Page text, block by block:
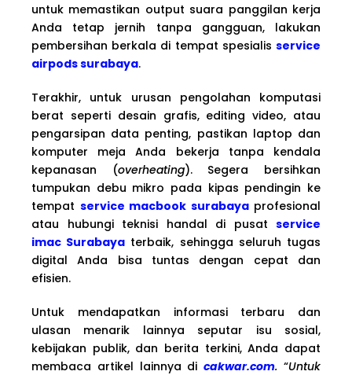
untuk memastikan output suara panggilan kerja
Anda tetap jernih tanpa gangguan, lakukan
pembersihan berkala di tempat spesialis service
airpods surabaya.
Terakhir, untuk urusan pengolahan komputasi
berat seperti desain grafis, editing video, atau
pengarsipan data penting, pastikan laptop dan
komputer meja Anda bekerja tanpa kendala
kepanasan (overheating). Segera bersihkan
tumpukan debu mikro pada kipas pendingin ke
tempat service macbook surabayaprofesional
atau hubungi teknisi handal di pusat service
imac Surabaya terbaik, sehingga seluruh tugas
digital Anda bisa tuntas dengan cepat dan
efisien.
Untuk mendapatkan informasi terbaru dan
ulasan menarik lainnya seputar isu sosial,
kebijakan publik, dan berita terkini, Anda dapat
membaca artikel lainnya dicakwar.com.“Untuk